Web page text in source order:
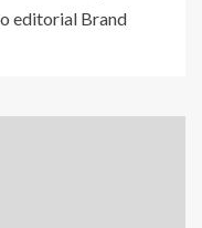
editorial Brand